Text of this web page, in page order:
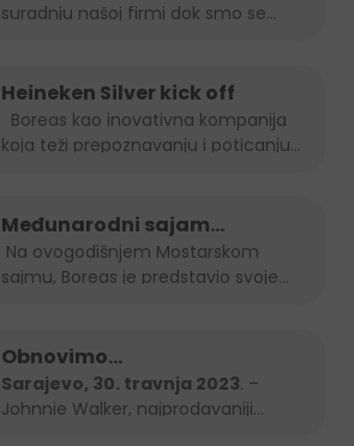
suradnju našoj firmi dok smo se...
Heineken Silver kick off
koja teži prepoznavanju i poticanju
Međunarodni sajam
gospodarstva Mostar 2023.
sajmu, Boreas je predstavio svoje
Obnovimo
bosanskohercegovačke šume
zajedno – Keep Planting
Sarajevo, 30. travnja 2023. –
Johnnie Walker, najprodavaniji